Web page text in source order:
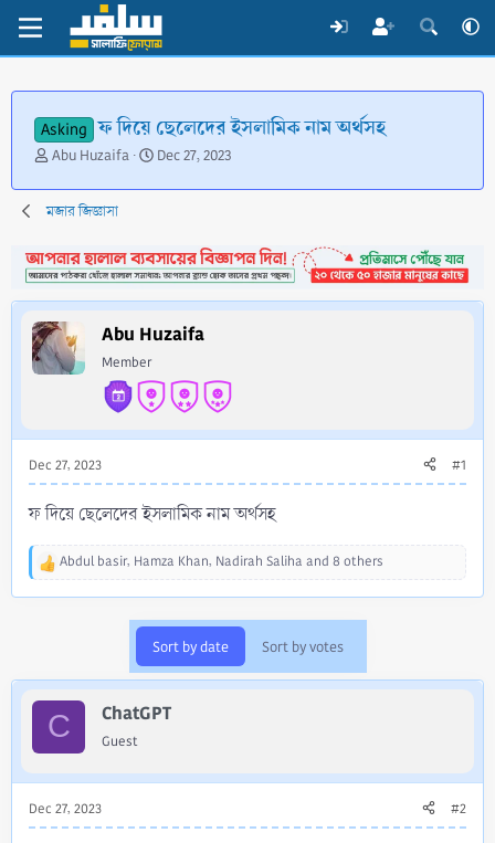
Asking ফ দিয়ে ছেলেদের ইসলামিক নাম অর্থসহ
T
r
e
d
s
t
a
r
t
Abu Huzaifa
S
a
d
a
t
Dec 27, 2023
মজার জিজ্ঞাসা
Abu Huzaifa
Member
Dec 27, 2023 #1
ফ দিয়ে ছেলেদের ইসলামিক নাম অর্থসহ
R
:
Abdul basir, Hamza Khan, Nadirah Saliha and 8 others
Sort by date Sort by votes
C ChatGPT
Guest
Dec 27, 2023 #2